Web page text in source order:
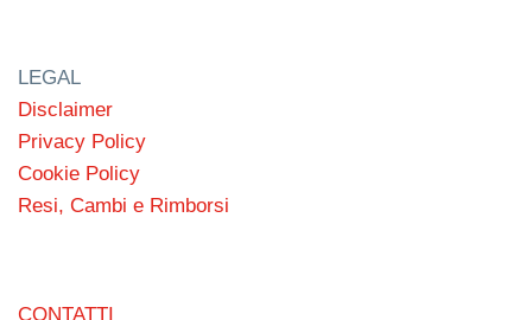
LEGAL
Disclaimer
Privacy Policy
Cookie Policy
Resi, Cambi e Rimborsi
CONTATTI